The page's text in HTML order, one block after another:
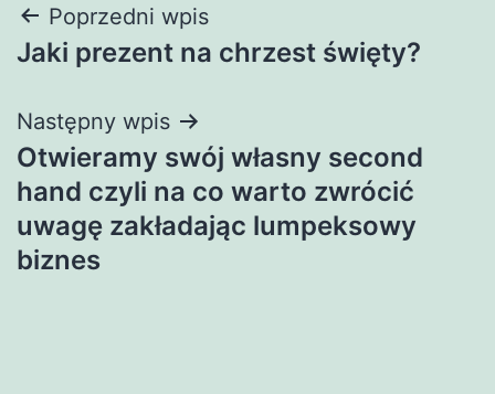
Nawigacja
wpisu
Poprzedni wpis
Jaki prezent na chrzest święty?
Następny wpis
Otwieramy swój własny second
hand czyli na co warto zwrócić
uwagę zakładając lumpeksowy
biznes